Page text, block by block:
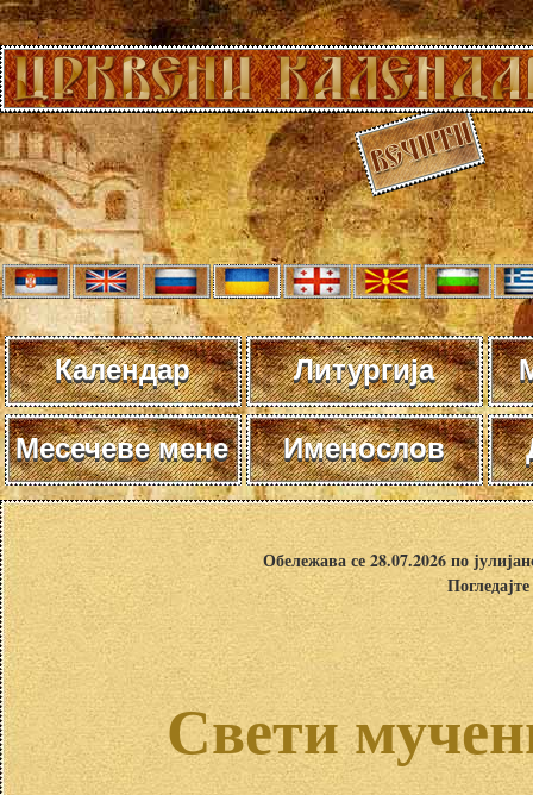
Календар Литургија
Месечеве мене Именослов
Обележава се 28.07.2026 по
Свети